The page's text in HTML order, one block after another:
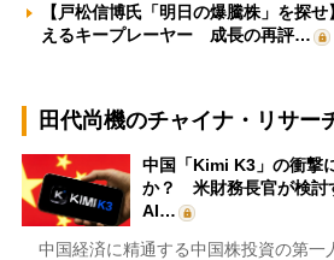
【戸松信博氏「明日の爆騰株」を探
えるキープレーヤー 成長の再評…
田代尚機のチャイナ・リサー
中国「Kimi K3」の衝撃
か？ 米財務長官が検討
AI…
中国経済に精通する中国株投資の第一